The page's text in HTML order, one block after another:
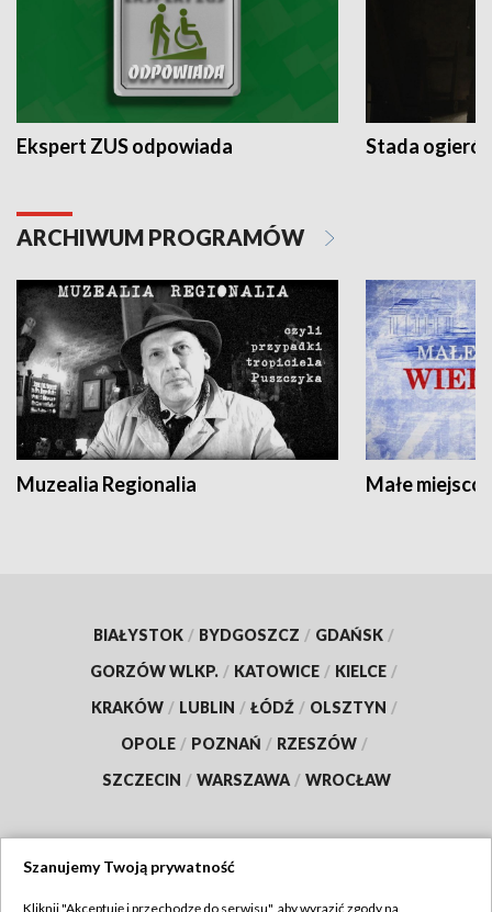
Ekspert ZUS odpowiada Stada
ARCHIWUM PROGRAMÓW
Muzealia Regionalia Małe
BIAŁYSTOK / BYDGOSZCZ / GDAŃSK /
GORZÓW WLKP. / KATOWICE / KIELCE /
KRAKÓW / LUBLIN / ŁÓDŹ / OLSZTYN /
OPOLE / POZNAŃ / RZESZÓW /
SZCZECIN / WARSZAWA / WROCŁAW
Szanujemy Twoją prywatność
Kliknij "Akceptuję i przechodzę do serwisu", aby wyrazić zgody na